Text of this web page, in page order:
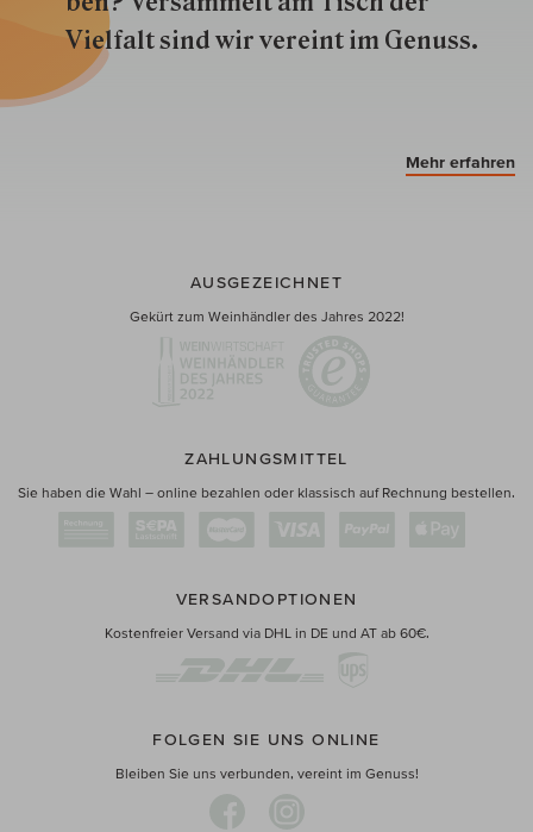
Vielfalt sind wir ver­eint im Genuss.
Mehr erfahren
AUSGEZEICHNET
Gekürt zum Weinhändler des Jahres 2022!
ZAHLUNGSMITTEL
Sie haben die Wahl – online bezahlen oder klassisch auf Rechnung bestellen.
VERSANDOPTIONEN
Kostenfreier Versand via DHL in DE und AT ab 60€.
FOLGEN SIE UNS ONLINE
Bleiben Sie uns verbunden, vereint im Genuss!